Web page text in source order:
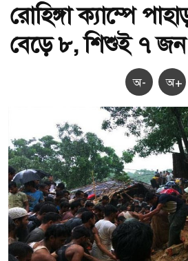
রোহিঙ্গা ক্যাম্পে
বেড়ে ৮, শিশুই ৭ জন
অ- অ+